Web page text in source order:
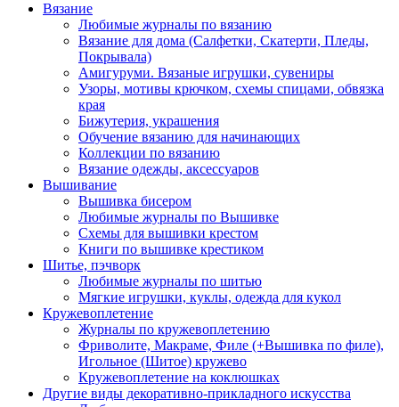
Вязание
Любимые журналы по вязанию
Вязание для дома (Салфетки, Скатерти, Пледы,
Покрывала)
Амигуруми. Вязаные игрушки, сувениры
Узоры, мотивы крючком, схемы спицами, обвязка
края
Бижутерия, украшения
Обучение вязанию для начинающих
Коллекции по вязанию
Вязание одежды, аксессуаров
Вышивание
Вышивка бисером
Любимые журналы по Вышивке
Схемы для вышивки крестом
Книги по вышивке крестиком
Шитье, пэчворк
Любимые журналы по шитью
Мягкие игрушки, куклы, одежда для кукол
Кружевоплетение
Журналы по кружевоплетению
Фриволите, Макраме, Филе (+Вышивка по филе),
Игольное (Шитое) кружево
Кружевоплетение на коклюшках
Другие виды декоративно-прикладного искусства